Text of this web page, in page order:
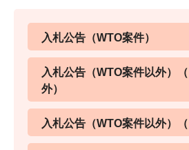
入札公告（WTO案件）
入札公告（WTO案件以外）
外）
入札公告（WTO案件以外）（